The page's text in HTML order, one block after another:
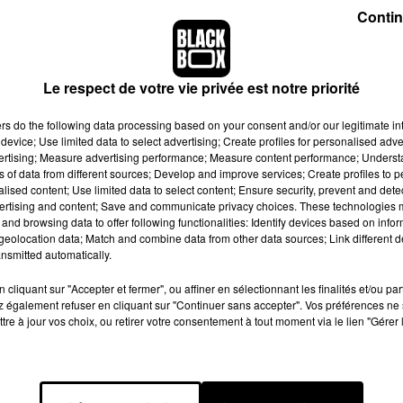
Floride, la police de la capitale canadienne Ottawa a
semaines dans sa maison par la neige accumulée
qui bloquait son entrée.
firent appel à nos partenaires de la Ville pour aider à retirer
de l’entrée.pic.twitter.com/GrIta60gMC
8 mars 2019
maison, les policiers y ont trouvé l’homme
neige, il avait passé l’hiver à subsister avec ce qu’il avait dans
conserves. Les agents de police se sont ensuite employés à
de la ville est aussi venue en renfort pour dégager
qui s’étaient formés.
selon ses voisins
Le respect de votre vie privée est notre priorité
do the following data processing based on your consent and/or our legitimate
Use limited data to select advertising; Create profiles for personalised
Measure advertising performance; Measure content performance;
of data from different sources; Develop and improve services; Create profiles to
content; Use limited data to select content; Ensure security, prevent and
and content; Save and communicate privacy choices. These technologies
browsing data to offer following functionalities: Identify devices based on
data; Match and combine data from other data sources; Link different
automatically.
cliquant sur "Accepter et fermer", ou affiner en sélectionnant les finalités et/ou
également refuser en cliquant sur "Continuer sans accepter". Vos préférences
à jour vos choix, ou retirer votre consentement à tout moment via le lien